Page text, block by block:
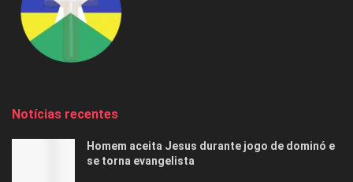
Notícias recentes
Homem aceita Jesus durante jogo de dominó e
se torna evangelista